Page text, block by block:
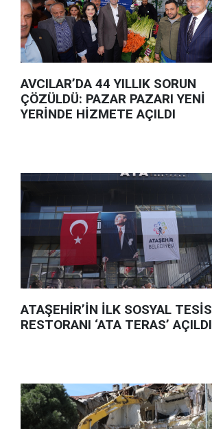
AVCILAR’DA 44 YILLIK SORUN
ÇÖZÜLDÜ: PAZAR PAZARI YENİ
YERİNDE HİZMETE AÇILDI
ATAŞEHİR’İN İLK SOSYAL TESİS
RESTORANI ‘ATA TERAS’ AÇILDI